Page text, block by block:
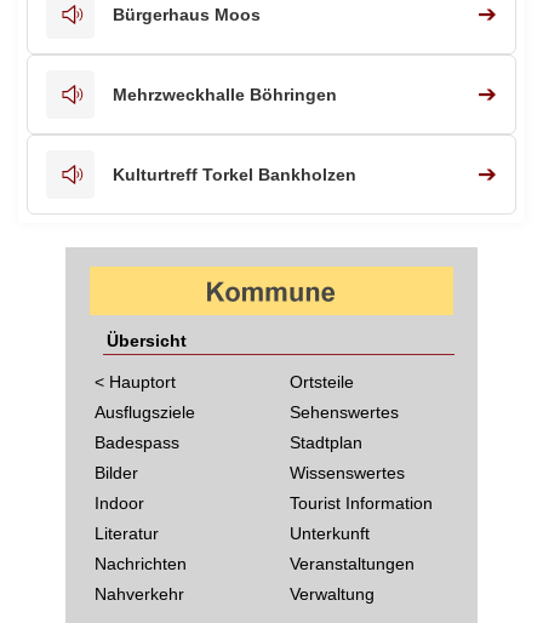
Bürgerhaus Moos ➔
Mehrzweckhalle Böhringen ➔
Kulturtreff Torkel Bankholzen ➔
Übersicht
< Hauptort
Ausflugsziele
Badespass
Bilder
Indoor
Literatur
Nachrichten
Nahverkehr
Ortsteile
Sehenswertes
Stadtplan
Wissenswertes
Tourist Information
Unterkunft
Veranstaltungen
Verwaltung